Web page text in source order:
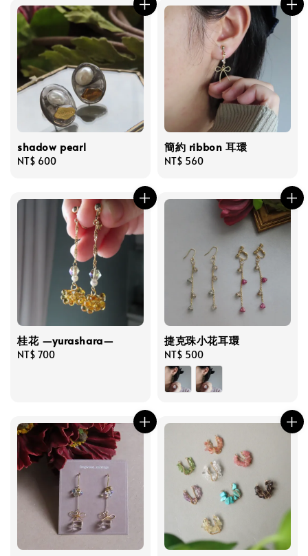
shadow pearl
Regular
NT$ 600
簡約 ribbon 耳環
Regular
NT$ 560
桂花 —yurashara—
Regular
NT$ 700
捷克珠小花耳環
Regular
price
NT$ 500